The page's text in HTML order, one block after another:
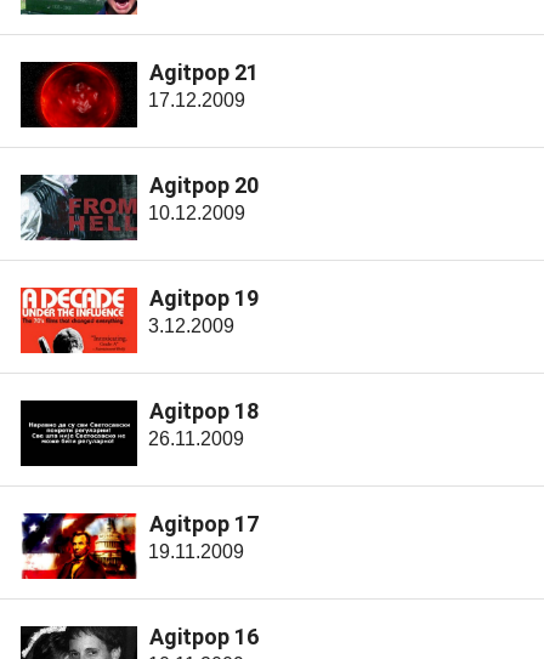
Agitpop 21
17.12.2009
Agitpop 20
10.12.2009
Agitpop 19
3.12.2009
Agitpop 18
26.11.2009
Agitpop 17
19.11.2009
Agitpop 16